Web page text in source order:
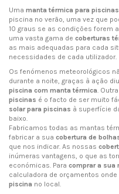
Uma manta térmica para piscinas
piscina no verão, uma vez que
10 graus se as condições forem
uma vasta gama de coberturas
as mais adequadas para cada
necessidades de cada utilizador.
Os fenómenos meteorológicos
durante a noite, graças à ação
piscina com manta térmica.
piscinas é o facto de ser muito
solar para piscinas à superfície
baixo.
Fabricamos todas as mantas
fabricar a sua cobertura de
que nos indicar. As nossas
inúmeras vantagens, o que as
económicas. Para comprar a sua
calculadora de orçamentos
piscina no local.